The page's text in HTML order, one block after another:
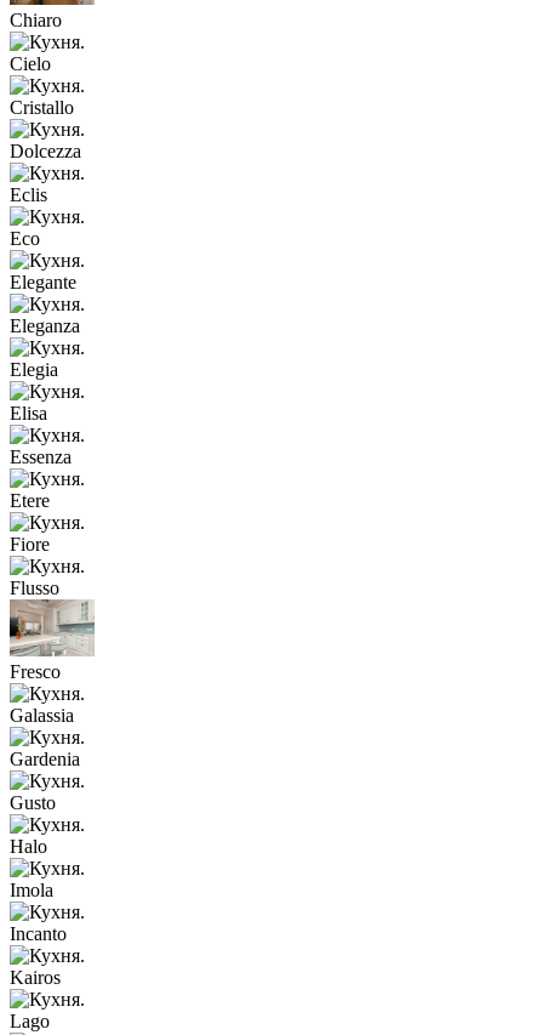
Chiaro
Cielo
Cristallo
Dolcezza
Eclis
Eco
Elegante
Eleganza
Elegia
Elisa
Essenza
Etere
Fiore
Flusso
Fresco
Galassia
Gardenia
Gusto
Halo
Imola
Incanto
Kairos
Lago